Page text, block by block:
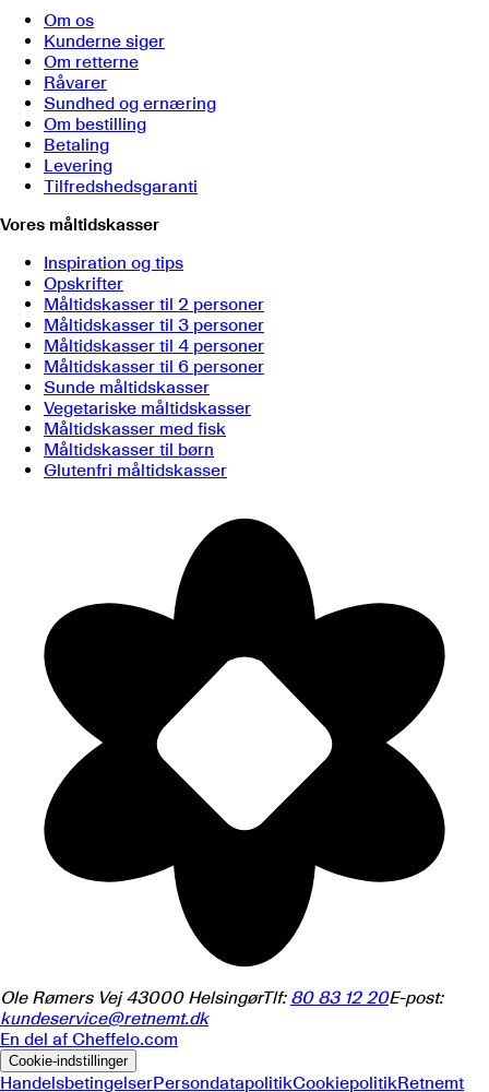
Om os
Kunderne siger
Om retterne
Råvarer
Sundhed og ernæring
Om bestilling
Betaling
Levering
Tilfredshedsgaranti
Vores måltidskasser
Inspiration og tips
Opskrifter
Måltidskasser til 2 personer
Måltidskasser til 3 personer
Måltidskasser til 4 personer
Måltidskasser til 6 personer
Sunde måltidskasser
Vegetariske måltidskasser
Måltidskasser med fisk
Måltidskasser til børn
Glutenfri måltidskasser
Ole Rømers Vej 43000 HelsingørTlf: 80 83 12 20E-post:
kundeservice@retnemt.dk
En del af Cheffelo.com
Cookie-indstillinger
HandelsbetingelserPersondatapolitikCookiepolitikRetnemt